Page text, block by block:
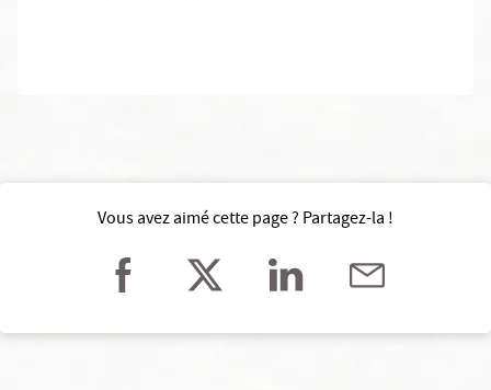
Vous avez aimé cette page ? Partagez-la !